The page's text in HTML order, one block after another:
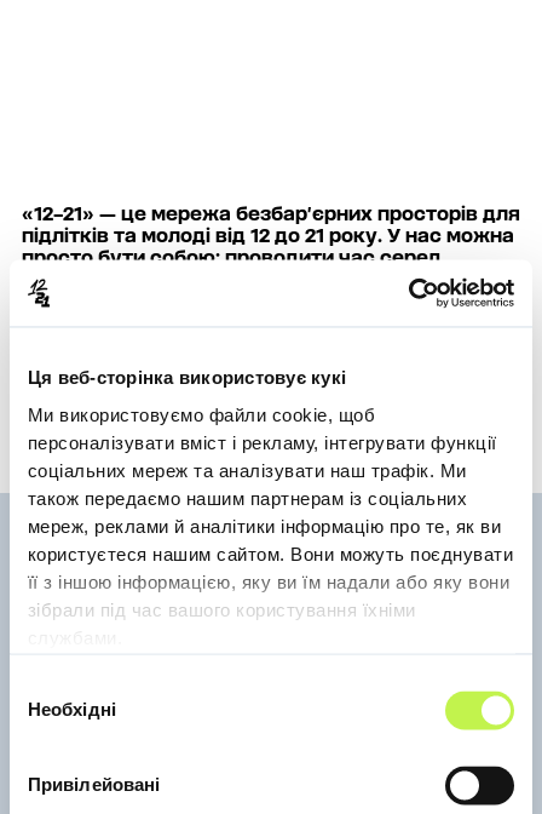
Ця веб-сторінка використовує кукі
Ми використовуємо файли cookie, щоб
персоналізувати вміст і рекламу, інтегрувати функції
соціальних мереж та аналізувати наш трафік. Ми
також передаємо нашим партнерам із соціальних
мереж, реклами й аналітики інформацію про те, як ви
користуєтеся нашим сайтом. Вони можуть поєднувати
її з іншою інформацією, яку ви їм надали або яку вони
зібрали під час вашого користування їхніми
згоди
Необхідні
Привілейовані
«12–21» — це мережа безбар’єрних просторів для
підлітків та молоді від 12 до 21 року. У нас можна
просто бути собою: проводити час серед
ровесників, проявляти емоції, ділитися
переживаннями та отримувати підтримку без
тиску чи осуду.
складнішим через стрес, втрати й невизначеність
майбутнього.
Найближчі події
Щодня